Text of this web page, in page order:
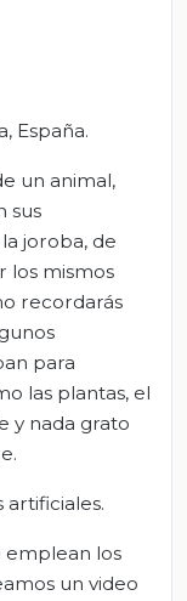
España.
un animal,
sus
joroba, de
los mismos
recordarás
para
las plantas, el
y nada grato
artificiales.
emplean los
un video